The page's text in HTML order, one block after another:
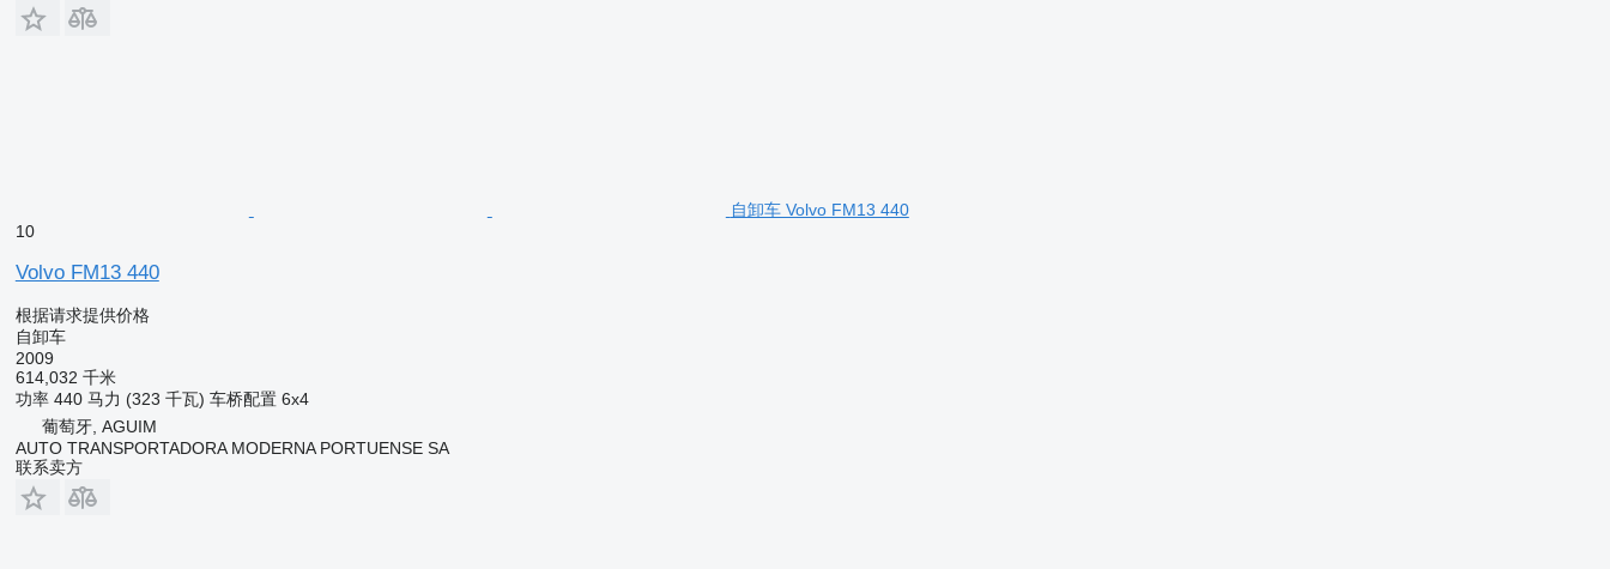
自卸车 Volvo FM13 440
10
Volvo FM13 440
根据请求提供价格
自卸车
2009
614,032 千米
功率 440 马力 (323 千瓦) 车桥配置 6x4
葡萄牙, AGUIM
AUTO TRANSPORTADORA MODERNA PORTUENSE SA
联系卖方